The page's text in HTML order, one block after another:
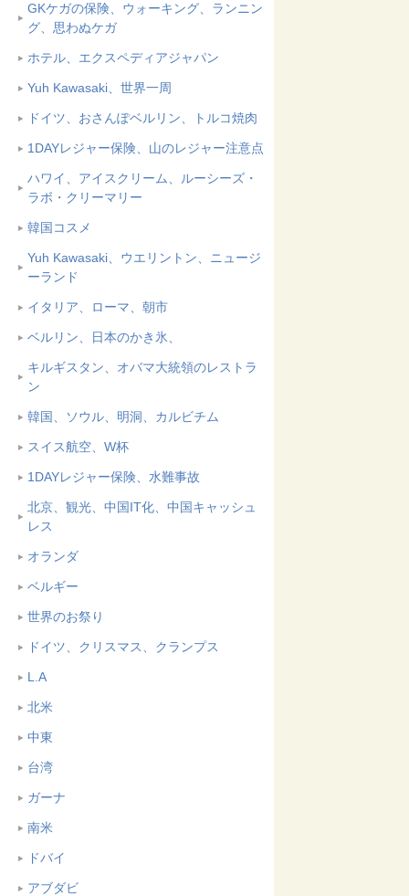
GKケガの保険、ウォーキング、ランニン
グ、思わぬケガ
ホテル、エクスペディアジャパン
Yuh Kawasaki、世界一周
ドイツ、おさんぽベルリン、トルコ焼肉
1DAYレジャー保険、山のレジャー注意点
ハワイ、アイスクリーム、ルーシーズ・
ラボ・クリーマリー
韓国コスメ
Yuh Kawasaki、ウエリントン、ニュージ
ーランド
イタリア、ローマ、朝市
ベルリン、日本のかき氷、
キルギスタン、オバマ大統領のレストラ
ン
韓国、ソウル、明洞、カルビチム
スイス航空、W杯
1DAYレジャー保険、水難事故
北京、観光、中国IT化、中国キャッシュ
レス
オランダ
ベルギー
世界のお祭り
ドイツ、クリスマス、クランプス
L.A
北米
中東
台湾
ガーナ
南米
ドバイ
アブダビ